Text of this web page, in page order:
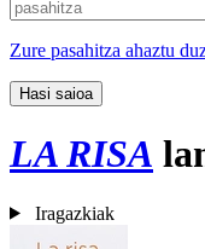
Zure pasahitza ahaztu
Hasi saioa
LA RISA
Iragazkiak